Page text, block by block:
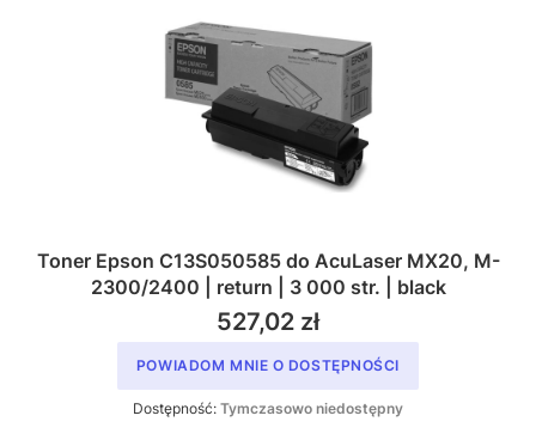
Toner Epson C13S050585 do AcuLaser MX20, M-
2300/2400 | return | 3 000 str. | black
527,02 zł
POWIADOM MNIE O DOSTĘPNOŚCI
Dostępność: Tymczasowo niedostępny